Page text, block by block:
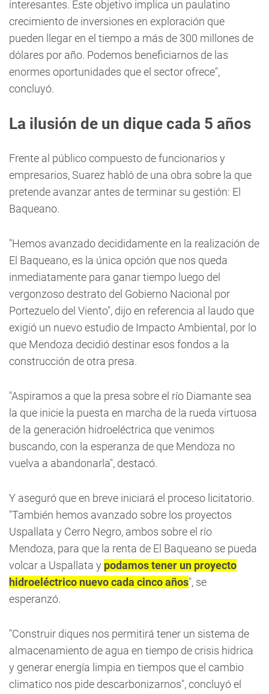
interesantes. Este objetivo implica un paulatino
crecimiento de inversiones en exploración que
pueden llegar en el tiempo a más de 300 millones de
dólares por año. Podemos beneficiarnos de las
enormes oportunidades que el sector ofrece",
concluyó.
La ilusión de un dique cada 5 años
Frente al público compuesto de funcionarios y
empresarios, Suarez habló de una obra sobre la que
pretende avanzar antes de terminar su gestión: El
Baqueano.
"Hemos avanzado decididamente en la realización de
El Baqueano, es la única opción que nos queda
inmediatamente para ganar tiempo luego del
vergonzoso destrato del Gobierno Nacional por
Portezuelo del Viento", dijo en referencia al laudo que
exigió un nuevo estudio de Impacto Ambiental, por lo
que Mendoza decidió destinar esos fondos a la
construcción de otra presa.
"Aspiramos a que la presa sobre el río Diamante sea
la que inicie la puesta en marcha de la rueda virtuosa
de la generación hidroeléctrica que venimos
buscando, con la esperanza de que Mendoza no
vuelva a abandonarla", destacó.
Y aseguró que en breve iniciará el proceso licitatorio.
"También hemos avanzado sobre los proyectos
Uspallata y Cerro Negro, ambos sobre el río
Mendoza, para que la renta de El Baqueano se pueda
volcar a Uspallata y podamos tener un proyecto
hidroeléctrico nuevo cada cinco años", se
esperanzó.
"Construir diques nos permitirá tener un sistema de
almacenamiento de agua en tiempo de crisis hidrica
y generar energía limpia en tiempos que el cambio
climatico nos pide descarbonizarnos", concluyó el